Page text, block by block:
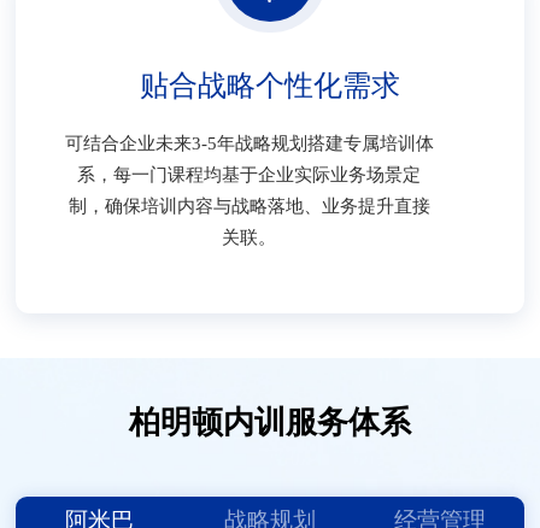
贴合战略个性化需求
可结合企业未来3-5年战略规划搭建专属培训体
系，每一门课程均基于企业实际业务场景定
制，确保培训内容与战略落地、业务提升直接
关联。
柏明顿内训服务体系
阿米巴 战略规划
经营管理